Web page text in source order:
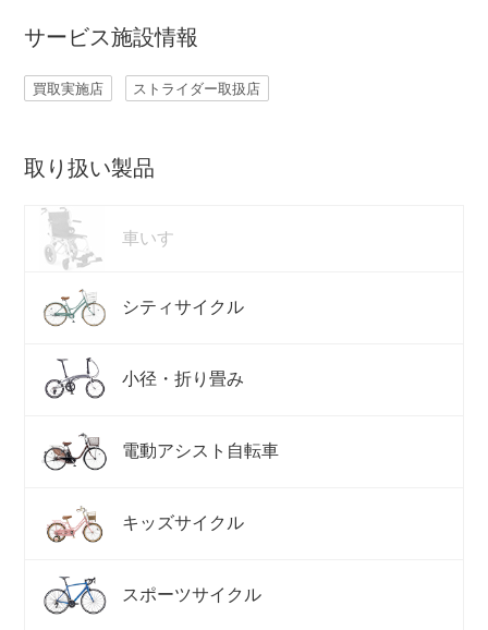
ネット店と店舗の違いをご紹介
店舗について
店舗検索
お知らせ
お知らせ一覧
サービス施設情報
買取実施店 ストライダー取扱店
取り扱い製品
車いす
シティサイクル
小径・折り畳み
電動アシスト自転車
キッズサイクル
スポーツサイクル